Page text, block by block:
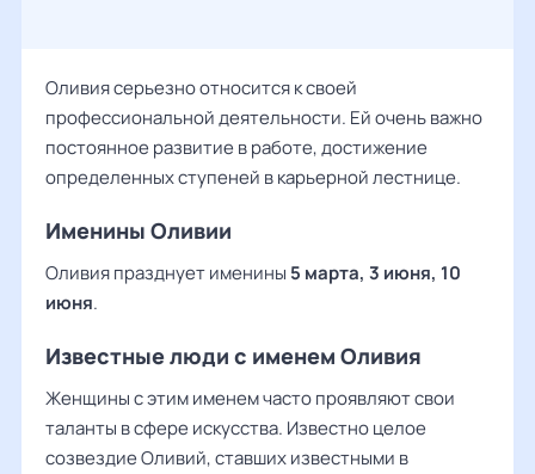
Оливия серьезно относится к своей
профессиональной деятельности. Ей очень важно
постоянное развитие в работе, достижение
определенных ступеней в карьерной лестнице.
Именины Оливии
Оливия празднует именины 5 марта, 3 июня, 10
июня.
Известные люди с именем Оливия
Женщины с этим именем часто проявляют свои
таланты в сфере искусства. Известно целое
созвездие Оливий, ставших известными в